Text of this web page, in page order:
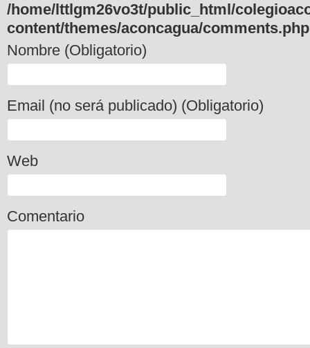
/home/lttlgm26vo3t/public_html/
content/themes/aconcagua/comments.php
Nombre (Obligatorio)
Email (no será publicado) (Obligatorio)
Web
Comentario